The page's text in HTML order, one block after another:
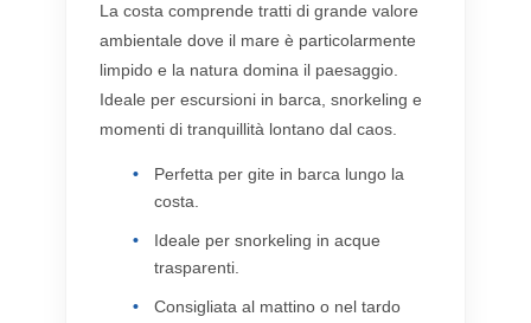
La costa comprende tratti di grande valore
ambientale dove il mare è particolarmente
limpido e la natura domina il paesaggio.
Ideale per escursioni in barca, snorkeling e
momenti di tranquillità lontano dal caos.
Perfetta per gite in barca lungo la
costa.
Ideale per snorkeling in acque
trasparenti.
Consigliata al mattino o nel tardo